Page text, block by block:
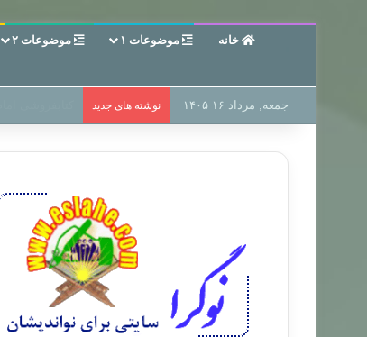
خانه موضوعات ۱ موضوعات ۲
جمعه, مرداد ۱۶ ۱۴۰۵ نوشته های جدید